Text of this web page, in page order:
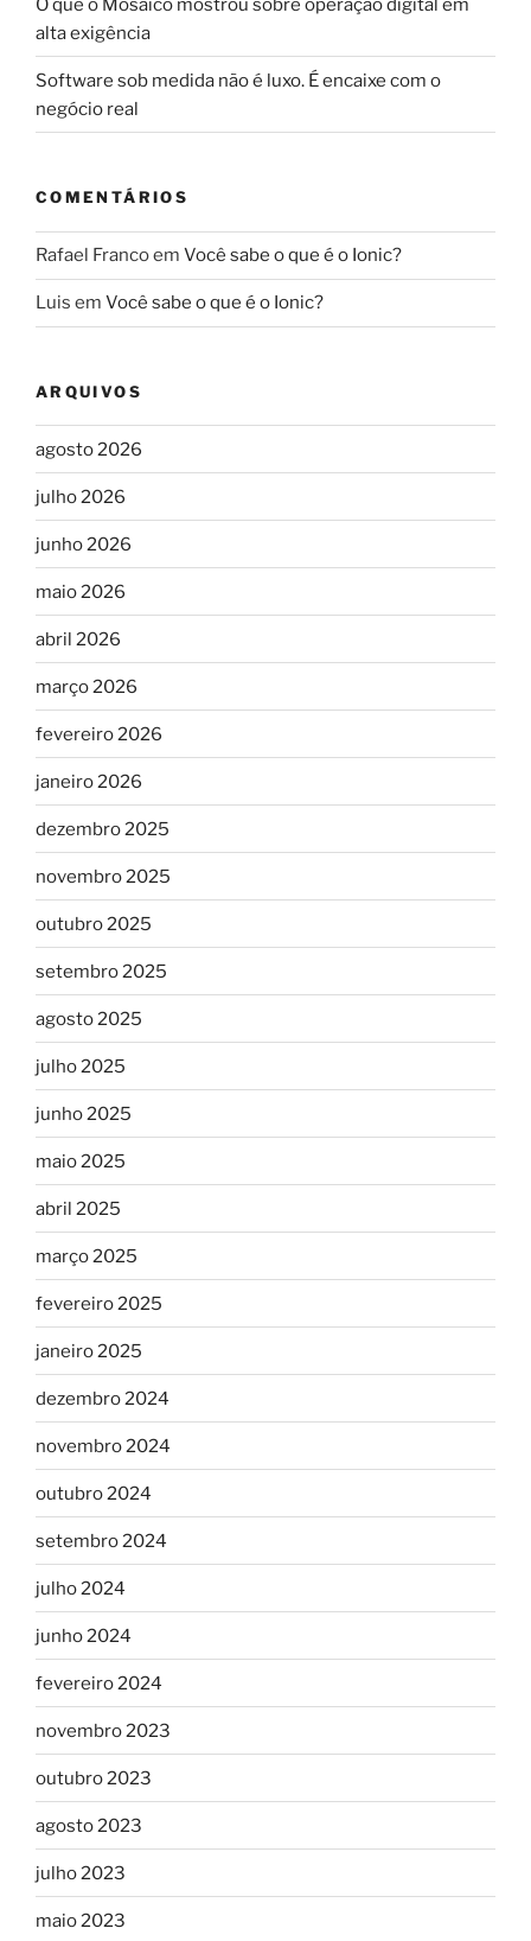
O que o Mosaico mostrou sobre operação digital em
alta exigência
Software sob medida não é luxo. É encaixe com o
negócio real
COMENTÁRIOS
Rafael Francoem Você sabe o que é o Ionic?
Luis em Você sabe o que é o Ionic?
ARQUIVOS
agosto 2026
julho 2026
junho 2026
maio 2026
abril 2026
março 2026
fevereiro 2026
janeiro 2026
dezembro 2025
novembro 2025
outubro 2025
setembro 2025
agosto 2025
julho 2025
junho 2025
maio 2025
abril 2025
março 2025
fevereiro 2025
janeiro 2025
dezembro 2024
novembro 2024
outubro 2024
setembro 2024
julho 2024
junho 2024
fevereiro 2024
novembro 2023
outubro 2023
agosto 2023
julho 2023
maio 2023